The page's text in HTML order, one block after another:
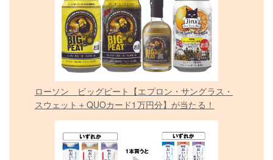
ローソン ビッグピート【エプロン・サングラス・
スウェット＋QUOカード1万円分】が当たる！